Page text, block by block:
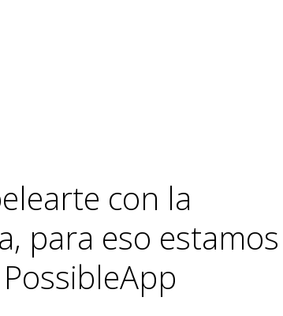
con la
para eso estamos
PossibleApp